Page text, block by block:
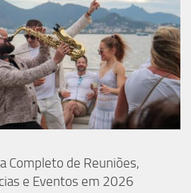
Completo de Reuniões,
e Eventos em 2026